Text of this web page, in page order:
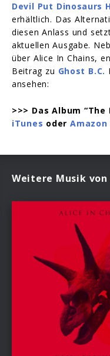
Devil Put Dinosaurs
erhältlich. Das
diesen Anlass und
aktuellen Ausgabe.
über Alice In Chains,
Beitrag zu Ghost B.C.
ansehen:
>>> Das Album
iTunes oderAmazon
Weitere Musik von